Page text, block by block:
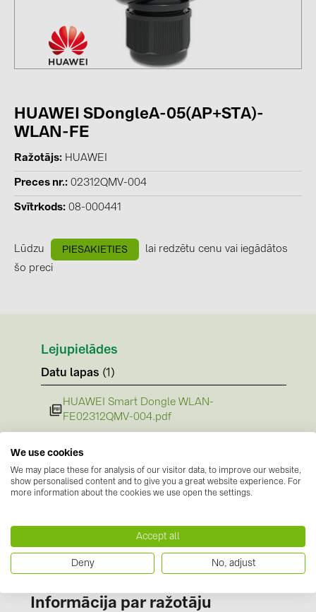
Enerģijas uzglabāšana (74)
E-Mobilitāte (19)
Instalācijas (87)
BAKS (51)
BUDMAT (6)
FRONIUS (42)
GROMTOR (32)
JAsolar (6)
JINKO (1)
LONGi Solar (5)
PROJOY (3)
PRYSMIAN DRAKA (18)
SolarEdge (2)
HUAWEI SDongleA-05(AP+STA)-
WLAN-FE
Ražotājs HUAWEI
Preces nr. 02312QMV-004
Svītrkods 08-000441
Lūdzu PIESAKIETIES
lai redzētu cenu vai iegādātos
šo preci
Lejupielādes
Datu lapas (1)
HUAWEI Smart Dongle WLAN-
FE02312QMV-004.pdf
Sertifikāti
Informācija par ražotāju
We use cookies
We may place these for analysis of our visitor data, to improve our website,
show personalised content and to give you a great website experience. For
more information about the cookies we use open the settings.
Accept all
Deny No, adjust